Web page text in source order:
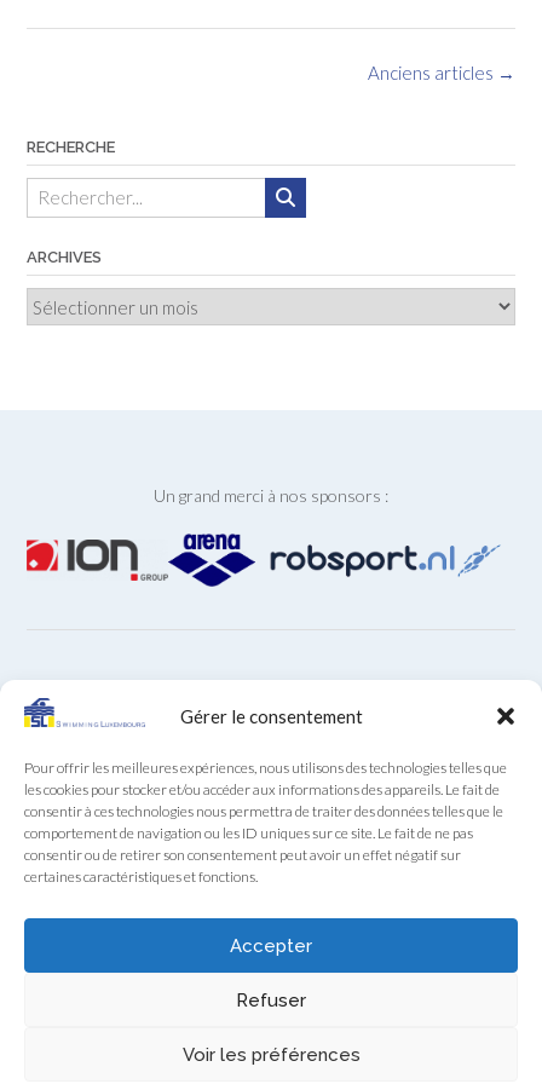
Gérer le consentement
Pour offrir les meilleures expériences, nous utilisons des technologies telles que
les cookies pour stocker et/ou accéder aux informations des appareils. Le fait de
consentir à ces technologies nous permettra de traiter des données telles que le
comportement de navigation ou les ID uniques sur ce site. Le fait de ne pas
consentir ou de retirer son consentement peut avoir un effet négatif sur
certaines caractéristiques et fonctions.
Accepter
Refuser
Voir les préférences
Anciens articles →
RECHERCHE
ARCHIVES
Archives
Un grand merci à nos sponsors :
ARCHIVES
Swimming Luxembourg asbl - 13A, Boulevard Royal, L-2449 Luxembourg
- RCS F922
Swimming Luxembourg - 2026 - Tous droits réservés -
confidentialité